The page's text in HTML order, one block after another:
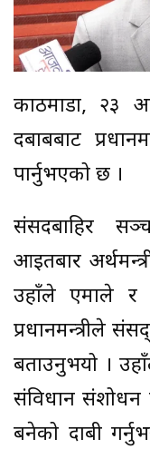
काठमाडौं, २३
दबाबबाट
पार्नुभएको छ ।
संसदबाहिर
आइतबार
उहाँले एमाले र
प्रधानमन्त्रीले
बताउनुभयो ।
संविधान संशोधन
बनेको दाबी